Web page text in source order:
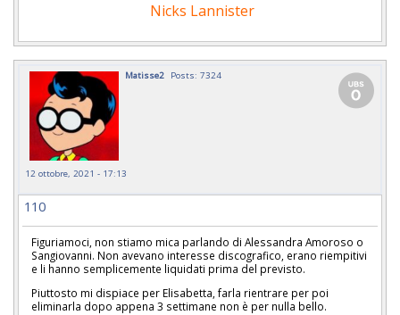
Nicks Lannister
Matisse2 Posts: 7324
12 ottobre, 2021 - 17:13
110
Figuriamoci, non stiamo mica parlando di Alessandra Amoroso o
Sangiovanni. Non avevano interesse discografico, erano riempitivi
e li hanno semplicemente liquidati prima del previsto.
Piuttosto mi dispiace per Elisabetta, farla rientrare per poi
eliminarla dopo appena 3 settimane non è per nulla bello.